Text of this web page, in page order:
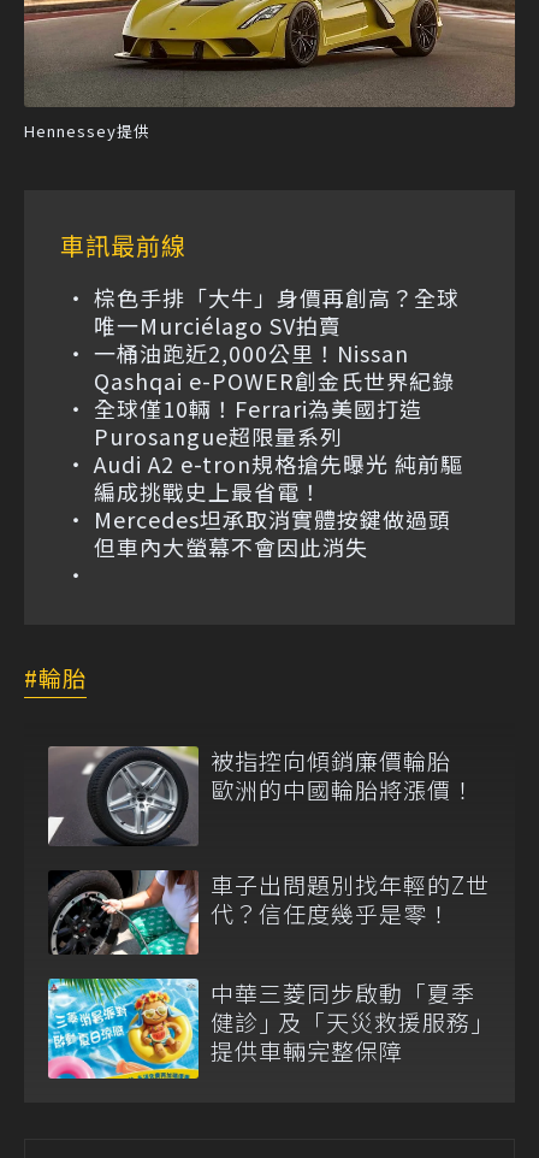
Hennessey提供
車訊最前線
棕色手排「大牛」身價再創高？全球
唯一Murciélago SV拍賣
一桶油跑近2,000公里！Nissan
Qashqai e-POWER創金氏世界紀錄
全球僅10輛！Ferrari為美國打造
Purosangue超限量系列
Audi A2 e-tron規格搶先曝光 純前驅
編成挑戰史上最省電！
Mercedes坦承取消實體按鍵做過頭
但車內大螢幕不會因此消失
輪胎
被指控向傾銷廉價輪胎
歐洲的中國輪胎將漲價！
車子出問題別找年輕的Z世
代？信任度幾乎是零！
中華三菱同步啟動「夏季
健診｣ 及「天災救援服務｣
提供車輛完整保障